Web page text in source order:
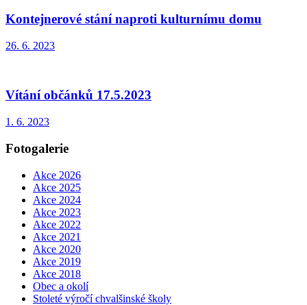
Kontejnerové stání naproti kulturnímu domu
26. 6. 2023
Vítání občánků 17.5.2023
1. 6. 2023
Fotogalerie
Akce 2026
Akce 2025
Akce 2024
Akce 2023
Akce 2022
Akce 2021
Akce 2020
Akce 2019
Akce 2018
Obec a okolí
Stoleté výročí chvalšinské školy